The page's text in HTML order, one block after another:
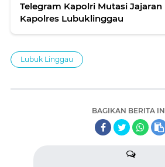
Telegram Kapolri Mutasi
Kapolres Lubuklinggau
Lubuk Linggau
BAGIKAN BERITA